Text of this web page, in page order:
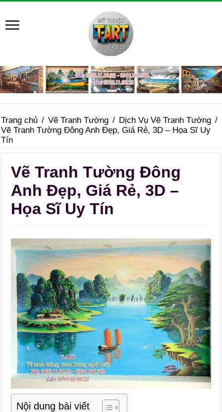
Trang chủ / Vẽ Tranh Tường / Dịch Vụ Vẽ Tranh Tường /
Vẽ Tranh Tường Đông Anh Đẹp, Giá Rẻ, 3D – Họa Sĩ Uy
Tín
Vẽ Tranh Tường Đông
Anh Đẹp, Giá Rẻ, 3D –
Họa Sĩ Uy Tín
Nội dung bài viết